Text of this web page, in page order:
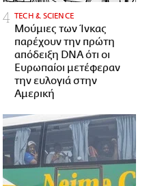
ΤECH & SCIENCE
Μούμιες των Ίνκας
παρέχουν την πρώτη
απόδειξη DNA ότι οι
Ευρωπαίοι μετέφεραν
την ευλογιά στην
Αμερική